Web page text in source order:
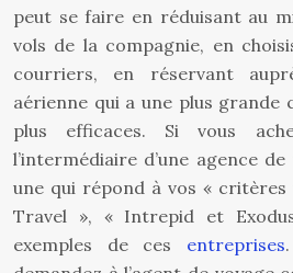
peut se faire en réduisant au
vols de la compagnie, en
courriers, en réservant
aérienne qui a une plus grande
plus efficaces. Si vous
l’intermédiaire d’une agence
une qui répond à vos « critères
Travel », « Intrepid et
exemples de ces entreprises